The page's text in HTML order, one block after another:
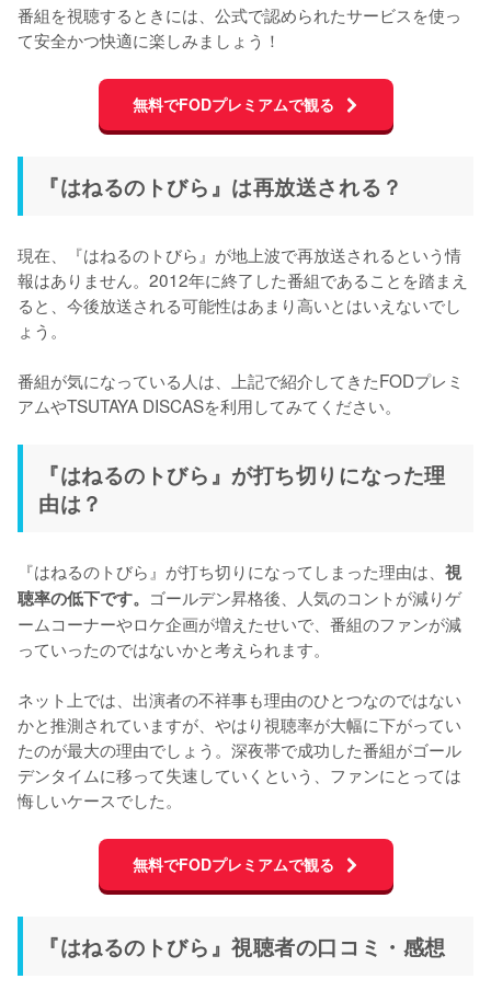
番組を視聴するときには、公式で認められたサービスを使っ
て安全かつ快適に楽しみましょう！
無料でFODプレミアムで観る
『はねるのトびら』は再放送される？
現在、『はねるのトびら』が地上波で再放送されるという情
報はありません。2012年に終了した番組であることを踏まえ
ると、今後放送される可能性はあまり高いとはいえないでし
ょう。
番組が気になっている人は、上記で紹介してきたFODプレミ
アムやTSUTAYA DISCASを利用してみてください。
『はねるのトびら』が打ち切りになった理
由は？
『はねるのトびら』が打ち切りになってしまった理由は、 視
聴率の低下です。 ゴールデン昇格後、人気のコントが減りゲ
ームコーナーやロケ企画が増えたせいで、番組のファンが減
っていったのではないかと考えられます。
ネット上では、出演者の不祥事も理由のひとつなのではない
かと推測されていますが、やはり視聴率が大幅に下がってい
たのが最大の理由でしょう。深夜帯で成功した番組がゴール
デンタイムに移って失速していくという、ファンにとっては
悔しいケースでした。
無料でFODプレミアムで観る
『はねるのトびら』視聴者の口コミ・感想